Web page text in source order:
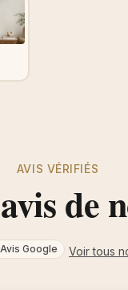
AVIS VÉRIFIÉS
de
Avis Google Voir tous